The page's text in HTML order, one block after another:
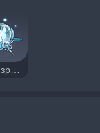
Призрачное ядро